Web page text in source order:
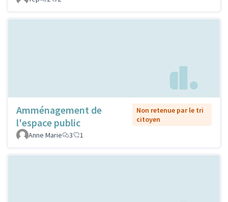
Amménagement de
l'espace public
Non retenue par le tri
citoyen
Anne Marie
3 1